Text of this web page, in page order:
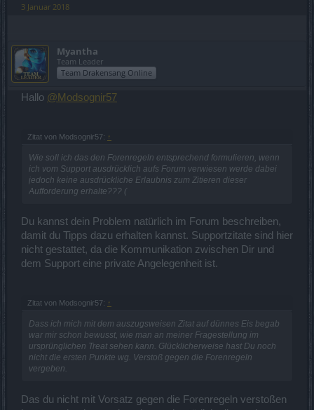
3 Januar 2018
Myantha
Team Leader
Team Drakensang Online
Hallo @Modsognir57
Zitat von Modsognir57: ↑
Wie soll ich das den Forenregeln entsprechend formulieren, wenn
ich vom Support ausdrücklich aufs Forum verwiesen werde dabei
jedoch keine ausdrückliche Erlaubnis zum Zitieren dieser
Aufforderung erhalte??? (
Du kannst dein Problem natürlich im Forum beschreiben,
damit du Tipps dazu erhalten kannst. Supportzitate sind hier
nicht gestattet, da die Kommunikation zwischen Dir und
dem Support eine private Angelegenheit ist.
Zitat von Modsognir57: ↑
Dass ich mich mit dem auszugsweisen Zitat auf dünnes Eis begab
war mir schon bewusst, wie man an meiner Fragestellung im
ursprünglichen Treat sehen kann. Glücklicherweise hast Du noch
nicht die ersten Punkte wg. Verstoß gegen die Forenregeln
vergeben.
Das du nicht mit Vorsatz gegen die Forenregeln verstoßen